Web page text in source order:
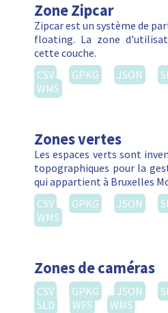
Zone Zipcar
Zipcar est un système de
floating. La zone
cette couche.
CSV
GPKG JSON
WMS
Zones vertes
Les espaces verts sont
topographiques pour la
qui appartient à Bruxelles
CSV
GPKG JSON
WMS
Zones de caméras
CSV GPKG JSON
SLD
WFS WMS